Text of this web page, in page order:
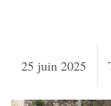
25 juin 2025